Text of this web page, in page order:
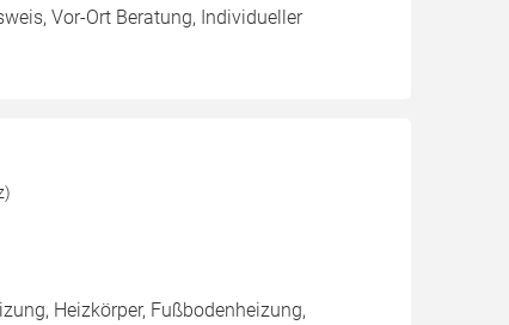
Vor-Ort Beratung, Individueller
Heizkörper, Fußbodenheizung,